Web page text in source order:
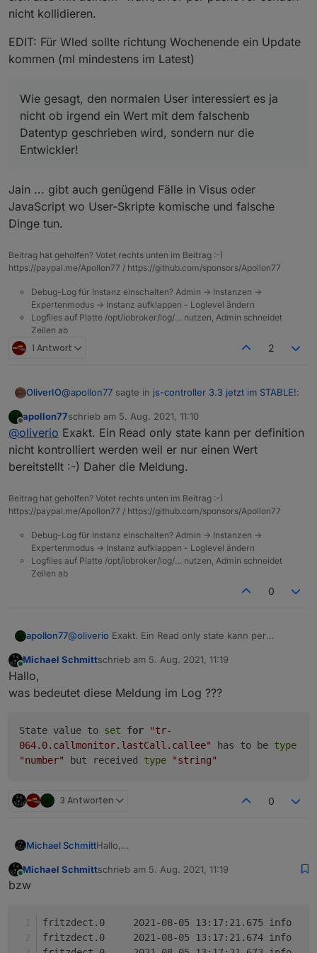
nicht kollidieren.
EDIT: Für Wled sollte richtung Wochenende ein Update
kommen (ml mindestens im Latest)
Wie gesagt, den normalen User interessiert es ja
nicht ob irgend ein Wert mit dem falschenb
Datentyp geschrieben wird, sondern nur die
Entwickler!
Jain ... gibt auch genügend Fälle in Visus oder
JavaScript wo User-Skripte komische und falsche
Dinge tun.
Beitrag hat geholfen? Votet rechts unten im Beitrag :-)
https://paypal.me/Apollon77 / https://github.com/sponsors/Apollon77
Debug-Log für Instanz einschalten? Admin -> Instanzen ->
Expertenmodus -> Instanz aufklappen - Loglevel ändern
Logfiles auf Platte /opt/iobroker/log/… nutzen, Admin schneidet
Zeilen ab
1 Antwort 2
OliverIO@apollon77 sagte in js-controller 3.3 jetzt im STABLE!:
@idlebitNa ok :-))
Laut Quellcode ist die einzige Stelle für den Teil
so:
also das heisst, das readonly states eigentlich nur von
adaptern erstellt und beschrieben werden sollen und
soll.
readonly (warum auch immer) erstellt, dann muss man
den ebenfalls mit ack=true beschreiben, da es
Offline
apollon77schrieb am 5. Aug. 2021, 11:10
zuletzt editiert von
@oliverio Exakt. Ein Read only state kann per definition
nicht kontrolliert werden weil er nur einen Wert
bereitstellt :-) Daher die Meldung.
Beitrag hat geholfen? Votet rechts unten im Beitrag :-)
https://paypal.me/Apollon77 / https://github.com/sponsors/Apollon77
Debug-Log für Instanz einschalten? Admin -> Instanzen ->
Expertenmodus -> Instanz aufklappen - Loglevel ändern
Logfiles auf Platte /opt/iobroker/log/… nutzen, Admin schneidet
Zeilen ab
0
apollon77@oliverio Exakt. Ein Read only state kann per
Wert bereitstellt :-) Daher die Meldung.
Online
Michael Schmittschrieb am 5. Aug. 2021, 11:19
zuletzt editiert von
Hallo,
was bedeutet diese Meldung im Log ???
State value to set for
"tr-
064.0.callmonitor.lastCall.callee"
has to be type
"number"
but received type "string"
3 Antworten 0
Michael SchmittHallo,
Michael Schmittschrieb am 5. Aug. 2021, 11:19
zuletzt editiert von
bzw